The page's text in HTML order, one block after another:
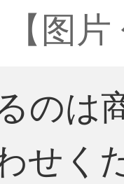
图
のは
せく